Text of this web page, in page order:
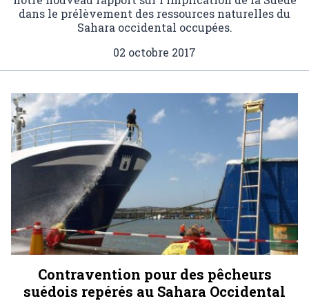
dans le prélèvement des ressources naturelles du
Sahara occidental occupées.
02 octobre 2017
Contravention pour des pêcheurs
suédois repérés au Sahara Occidental